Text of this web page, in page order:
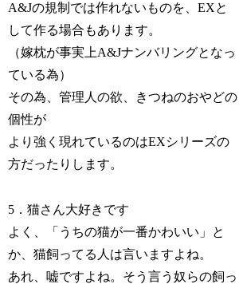
A&Jの規制では作れないものを、EXと
して作る場合もあります。
（嫁枕が事実上A&Jナンバリングとなっ
ている為）
その為、管理人の欲、きつねのおやどの
個性が
より強く現れているのはEXシリーズの
方だったりします。
5．猫さん大好きです
よく、「うちの猫が一番かわいい」と
か、猫飼ってる人は言いますよね。
あれ、嘘ですよね。そう言う奴らの飼っ